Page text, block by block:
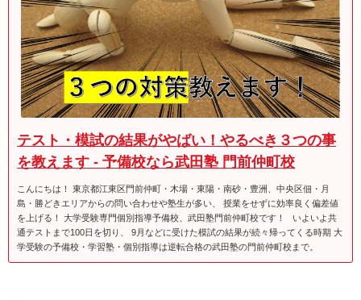
テスト・模試の結果がやばい！やるべき３つの事
を教えます - 予備校なら武田塾 門前仲町校
こんにちは！ 東京都江東区門前仲町・木場・東陽・南砂・豊洲、中央区佃・月
島・勝どきエリアからの問い合わせや塾生が多い、 授業をせずに効率良く偏差値
を上げる！ 大学受験専門個別指導予備校、武田塾門前仲町校です！ いよいよ共
通テストまで100日を切り、 9月などに受けた模試の結果が続々帰ってくる時期 大
学受験の予備校・学習塾・個別指導は逆転合格の武田塾の門前仲町校まで。